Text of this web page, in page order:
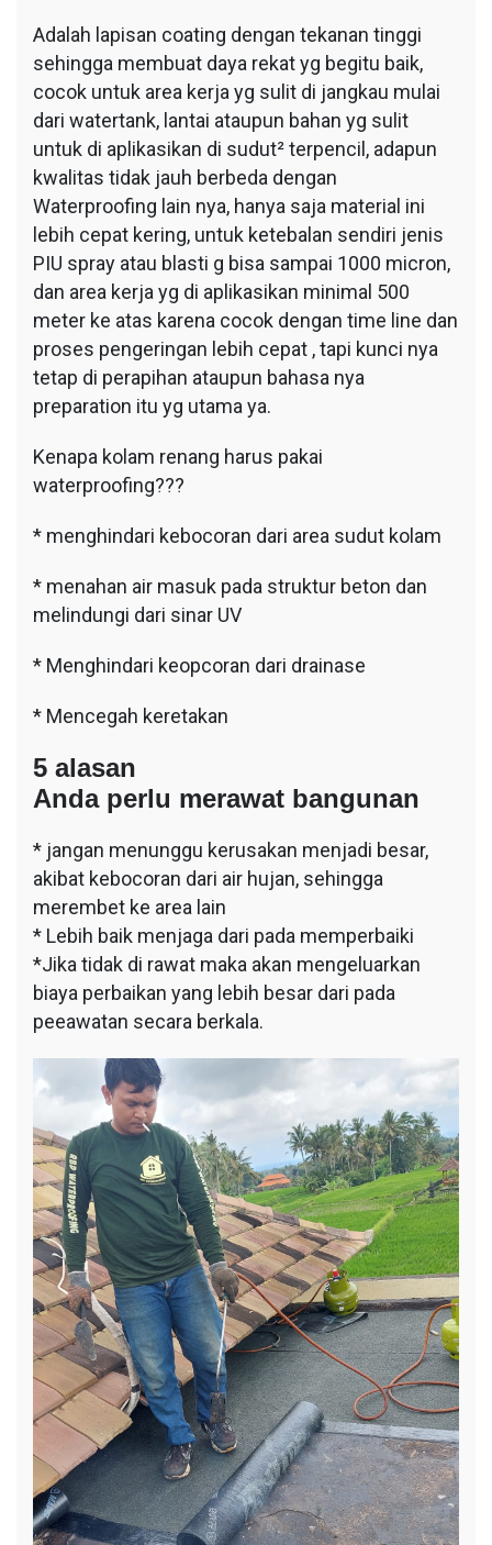
Adalah lapisan coating dengan tekanan tinggi
sehingga membuat daya rekat yg begitu baik,
cocok untuk area kerja yg sulit di jangkau mulai
dari watertank, lantai ataupun bahan yg sulit
untuk di aplikasikan di sudut² terpencil, adapun
kwalitas tidak jauh berbeda dengan
Waterproofing lain nya, hanya saja material ini
lebih cepat kering, untuk ketebalan sendiri jenis
PIU spray atau blasti g bisa sampai 1000 micron,
dan area kerja yg di aplikasikan minimal 500
meter ke atas karena cocok dengan time line dan
proses pengeringan lebih cepat , tapi kunci nya
tetap di perapihan ataupun bahasa nya
preparation itu yg utama ya.
Kenapa kolam renang harus pakai
waterproofing???
* menghindari kebocoran dari area sudut kolam
* menahan air masuk pada struktur beton dan
melindungi dari sinar UV
* Menghindari keopcoran dari drainase
* Mencegah keretakan
5 alasan
Anda perlu merawat bangunan
* jangan menunggu kerusakan menjadi besar,
akibat kebocoran dari air hujan, sehingga
merembet ke area lain
* Lebih baik menjaga dari pada memperbaiki
*Jika tidak di rawat maka akan mengeluarkan
biaya perbaikan yang lebih besar dari pada
peeawatan secara berkala.